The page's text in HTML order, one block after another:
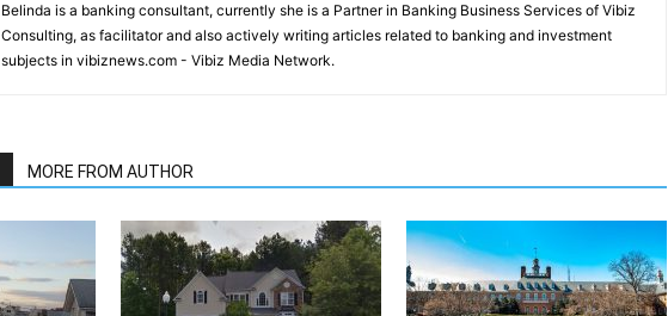
Belinda is a banking consultant, currently she is a Partner in Banking Business Services of Vibiz
Consulting, as facilitator and also actively writing articles related to banking and investment
subjects in vibiznews.com - Vibiz Media Network.
MORE FROM AUTHOR